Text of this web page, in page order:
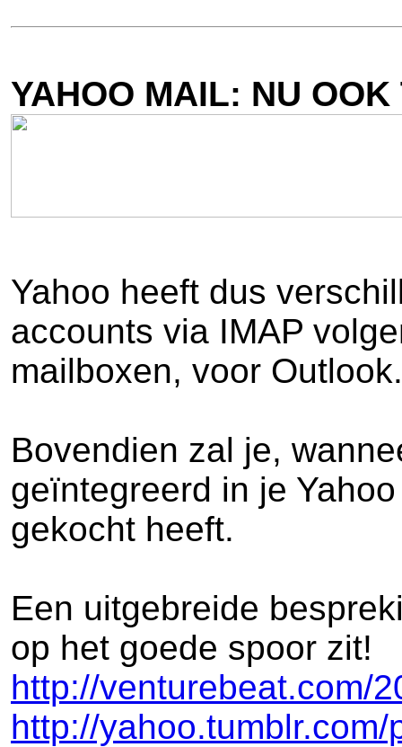
YAHOO MAIL: NU
Yahoo heeft dus
accounts via IMAP
mailboxen, voor
Bovendien zal je,
geïntegreerd in je
gekocht heeft.
Een uitgebreide
op het goede spoor zit!
http://venturebeat.com/
http://